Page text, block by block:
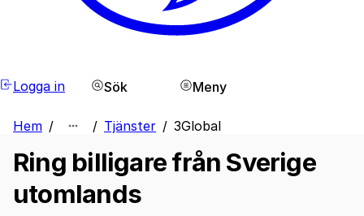
Logga in Sök Meny
Hem / / Tjänster / 3Global
Ring billigare från Sverige
utomlands